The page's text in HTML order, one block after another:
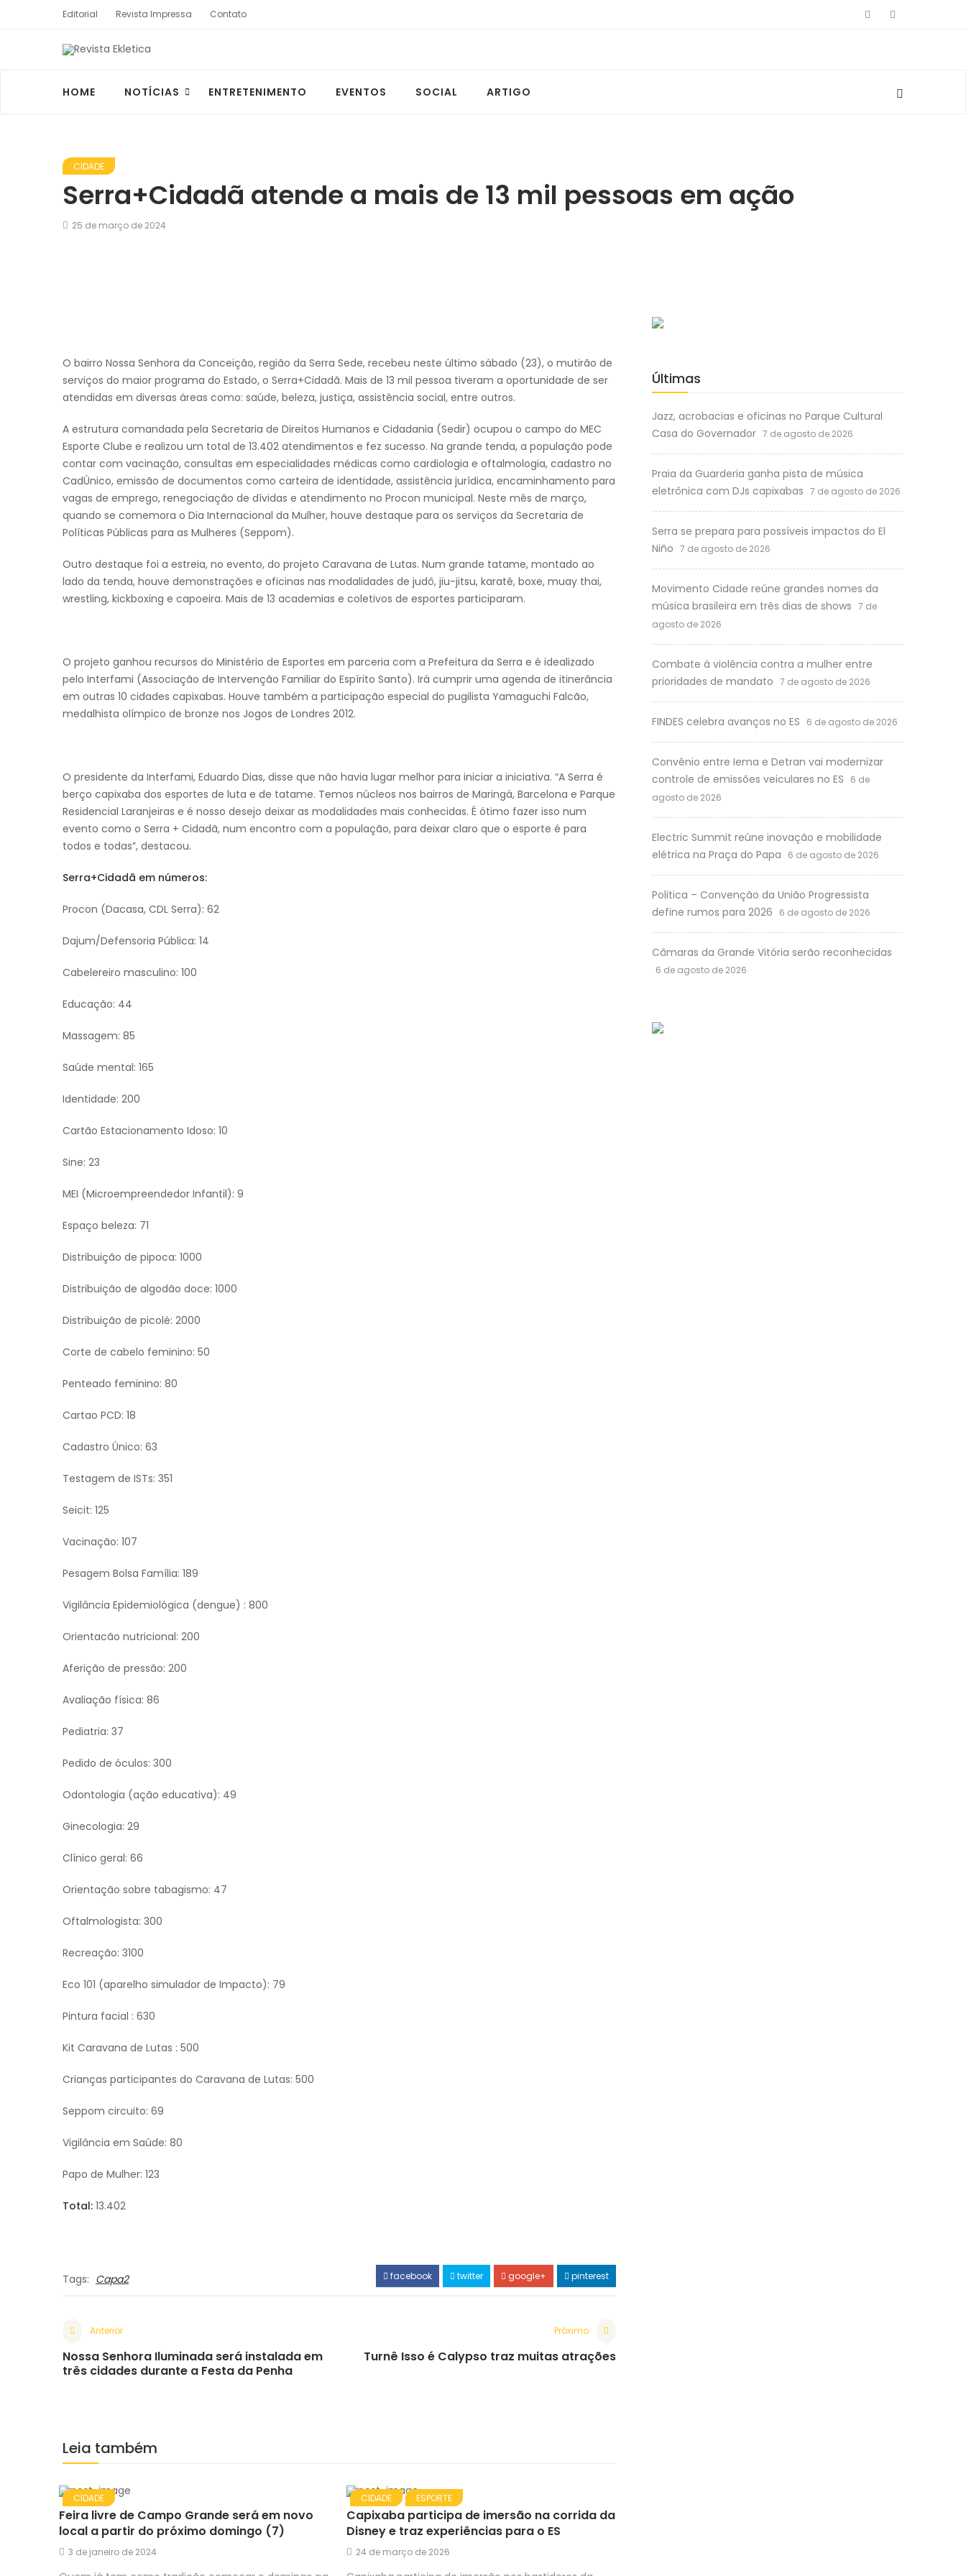
Editorial Revista Impressa Contato
HOME NOTÍCIAS ENTRETENIMENTO EVENTOS SOCIAL ARTIGO
CIDADE
Serra+Cidadã atende a mais de 13 mil pessoas em ação
25 de março de 2024
O bairro Nossa Senhora da Conceição, região da Serra Sede, recebeu neste último sábado (23), o mutirão de
serviços do maior programa do Estado, o Serra+Cidadã. Mais de 13 mil pessoa tiveram a oportunidade de ser
atendidas em diversas áreas como: saúde, beleza, justiça, assistência social, entre outros.
A estrutura comandada pela Secretaria de Direitos Humanos e Cidadania (Sedir) ocupou o campo do MEC
Esporte Clube e realizou um total de 13.402 atendimentos e fez sucesso. Na grande tenda, a população pode
contar com vacinação, consultas em especialidades médicas como cardiologia e oftalmologia, cadastro no
CadÚnico, emissão de documentos como carteira de identidade, assistência jurídica, encaminhamento para
vagas de emprego, renegociação de dívidas e atendimento no Procon municipal. Neste mês de março,
quando se comemora o Dia Internacional da Mulher, houve destaque para os serviços da Secretaria de
Políticas Públicas para as Mulheres (Seppom).
Outro destaque foi a estreia, no evento, do projeto Caravana de Lutas. Num grande tatame, montado ao
lado da tenda, houve demonstrações e oficinas nas modalidades de judô, jiu-jitsu, karatê, boxe, muay thai,
wrestling, kickboxing e capoeira. Mais de 13 academias e coletivos de esportes participaram.
O projeto ganhou recursos do Ministério de Esportes em parceria com a Prefeitura da Serra e é idealizado
pelo Interfami (Associação de Intervenção Familiar do Espírito Santo). Irá cumprir uma agenda de itinerância
em outras 10 cidades capixabas. Houve também a participação especial do pugilista Yamaguchi Falcão,
medalhista olímpico de bronze nos Jogos de Londres 2012.
O presidente da Interfami, Eduardo Dias, disse que não havia lugar melhor para iniciar a iniciativa. “A Serra é
berço capixaba dos esportes de luta e de tatame. Temos núcleos nos bairros de Maringá, Barcelona e Parque
Residencial Laranjeiras e é nosso desejo deixar as modalidades mais conhecidas. É ótimo fazer isso num
evento como o Serra + Cidadã, num encontro com a população, para deixar claro que o esporte é para
todos e todas”, destacou.
Serra+Cidadã em números:
Procon (Dacasa, CDL Serra): 62
Dajum/Defensoria Pública: 14
Cabelereiro masculino: 100
Educação: 44
Massagem: 85
Saúde mental: 165
Identidade: 200
Cartão Estacionamento Idoso: 10
Sine: 23
MEI (Microempreendedor Infantil): 9
Espaço beleza: 71
Distribuição de pipoca: 1000
Distribuição de algodão doce: 1000
Distribuição de picolé: 2000
Corte de cabelo feminino: 50
Penteado feminino: 80
Cartao PCD: 18
Cadastro Único: 63
Testagem de ISTs: 351
Seicit: 125
Vacinação: 107
Pesagem Bolsa Família: 189
Vigilância Epidemiológica (dengue) : 800
Orientacão nutricional: 200
Aferição de pressão: 200
Avaliação física: 86
Pediatria: 37
Pedido de óculos: 300
Odontologia (ação educativa): 49
Ginecologia: 29
Clínico geral: 66
Orientação sobre tabagismo: 47
Oftalmologista: 300
Recreação: 3100
Eco 101 (aparelho simulador de Impacto): 79
Pintura facial : 630
Kit Caravana de Lutas : 500
Crianças participantes do Caravana de Lutas: 500
Seppom circuito: 69
Vigilância em Saúde: 80
Papo de Mulher: 123
Total: 13.402
Tags: Capa2 facebook twitter google+ pinterest
Anterior
Nossa Senhora Iluminada será instalada em
três cidades durante a Festa da Penha
Próximo
Turnê Isso é Calypso traz muitas atrações
Leia também
CIDADE
Feira livre de Campo Grande será em novo
local a partir do próximo domingo (7)
3 de janeiro de 2024
CIDADE ESPORTE
Capixaba participa de imersão na corrida da
Disney e traz experiências para o ES
24 de março de 2026
Últimas
Jazz, acrobacias e oficinas no Parque Cultural
Casa do Governador 7 de agosto de 2026
Praia da Guarderia ganha pista de música
eletrônica com DJs capixabas 7 de agosto de 2026
Serra se prepara para possíveis impactos do El
Niño 7 de agosto de 2026
Movimento Cidade reúne grandes nomes da
música brasileira em três dias de shows 7 de
agosto de 2026
Combate à violência contra a mulher entre
prioridades de mandato 7 de agosto de 2026
FINDES celebra avanços no ES 6 de agosto de 2026
Convênio entre Iema e Detran vai modernizar
controle de emissões veiculares no ES
6 de
agosto de 2026
Electric Summit reúne inovação e mobilidade
elétrica na Praça do Papa
6 de agosto de 2026
Politica – Convenção da União Progressista
define rumos para 2026
6 de agosto de 2026
Câmaras da Grande Vitória serão reconhecidas
6 de agosto de 2026